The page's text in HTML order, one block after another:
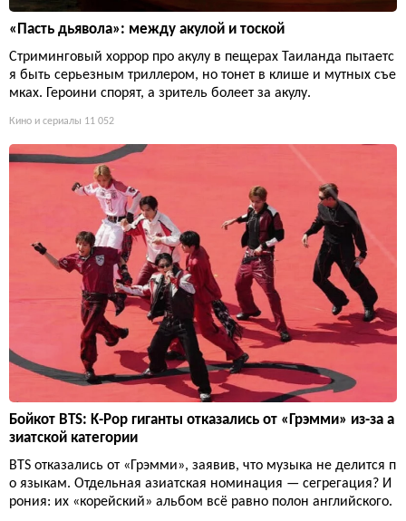
«Пасть дьявола»: между акулой и тоской
Стриминговый хоррор про акулу в пещерах Таиланда пытаетс
я быть серьезным триллером, но тонет в клише и мутных съе
мках. Героини спорят, а зритель болеет за акулу.
Кино и сериалы 11 052
Бойкот BTS: K-Pop гиганты отказались от «Грэмми» из-за а
зиатской категории
BTS отказались от «Грэмми», заявив, что музыка не делится п
о языкам. Отдельная азиатская номинация — сегрегация? И
рония: их «корейский» альбом всё равно полон английского.